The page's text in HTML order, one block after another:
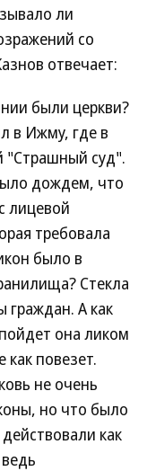
ли
со
отвечает:
были церкви?
в Ижму, где в
"Страшный суд".
дождем, что
лицевой
требовала
было в
Стекла
граждан. А как
она ликом
повезет.
не очень
но что было
как